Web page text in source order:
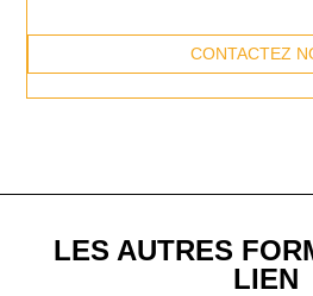
CONTACTEZ
LES AUTRES
LIEN